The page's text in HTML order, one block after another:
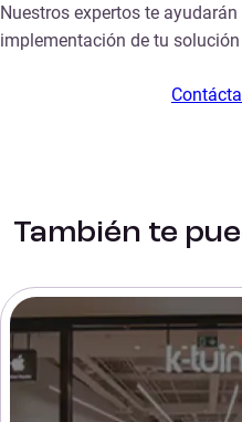
Nuestros expertos te
implementación de tu
También te